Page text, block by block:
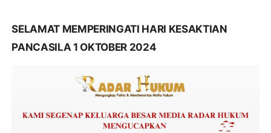
SELAMAT MEMPERINGATI HARI KESAKTIAN
PANCASILA 1 OKTOBER 2024